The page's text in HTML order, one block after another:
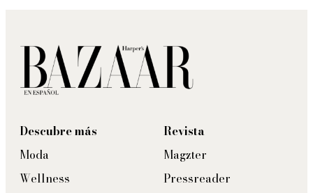
Descubre más
Moda
Wellness
Revista
Magzter
Pressreader